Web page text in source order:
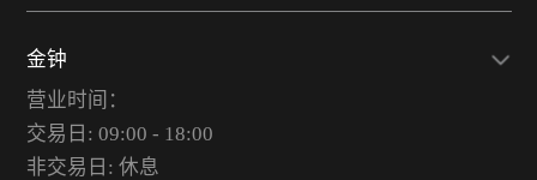
金钟
营业时间：
交易日: 09:00 - 18:00
非交易日: 休息